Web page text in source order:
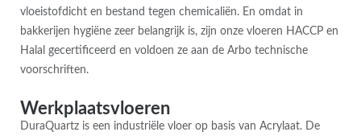
vloeistofdicht en bestand tegen chemicaliën. En omdat in
bakkerijen hygiëne zeer belangrijk is, zijn onze vloeren HACCP en
Halal gecertificeerd en voldoen ze aan de Arbo technische
voorschriften.
Werkplaatsvloeren
DuraQuartz is een industriële vloer op basis van Acrylaat. De